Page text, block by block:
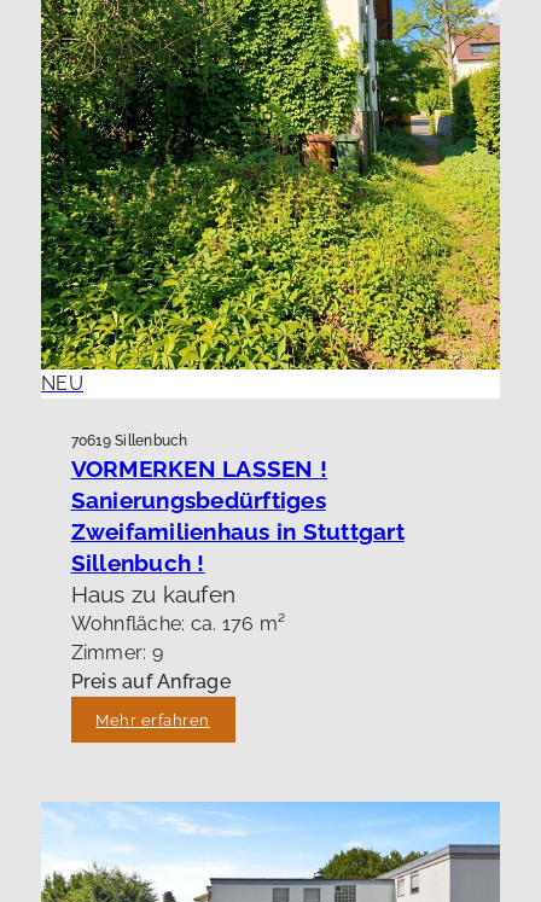
NEU
70619 Sillenbuch
VORMERKEN LASSEN !
Sanierungsbedürftiges
Zweifamilienhaus in Stuttgart
Sillenbuch !
Haus zu kaufen
Wohnfläche: ca. 176 m²
Zimmer: 9
Preis auf Anfrage
Mehr erfahren